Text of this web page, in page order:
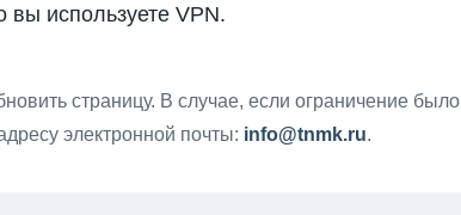
используете VPN.
страницу. В случае, если ограничение было
электронной почты: info@tnmk.ru.